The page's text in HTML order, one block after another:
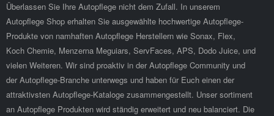
Überlassen Sie Ihre Autopflege nicht dem Zufall. In unserem
Autopflege Shop erhalten Sie ausgewählte hochwertige Autopflege-
Produkte von namhaften Autopflege Herstellern wie Sonax, Flex,
Koch Chemie, Menzerna Meguiars, ServFaces, APS, Dodo Juice, und
vielen Weiteren. Wir sind proaktiv in der Autopflege Community und
der Autopflege-Branche unterwegs und haben für Euch einen der
attraktivsten Autopflege-Kataloge zusammengestellt. Unser sortiment
an Autopflege Produkten wird ständig erweitert und neu balanciert. Die